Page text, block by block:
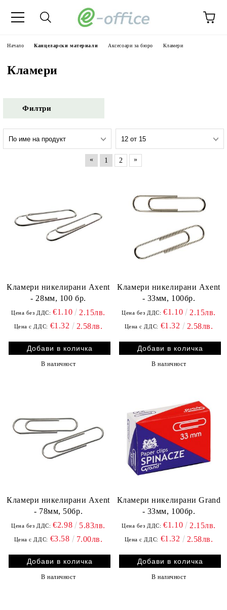
Начало Канцеларски материали Аксесоари за бюро Кламери
Кламери
Филтри
« 1 2 »
Кламери никелирани Axent
- 28мм, 100 бр.
Цена без ДДС: €1.10 2.15лв.
Цена с ДДС: €1.32 2.58лв.
В наличност
Кламери никелирани Axent
- 33мм, 100бр.
Цена без ДДС: €1.10 2.15лв.
Цена с ДДС: €1.32 2.58лв.
В наличност
Кламери никелирани Axent
- 78мм, 50бр.
Цена без ДДС: €2.98 5.83лв.
Цена с ДДС: €3.58 7.00лв.
В наличност
Кламери никелирани Grand
- 33мм, 100бр.
Цена без ДДС: €1.10 2.15лв.
Цена с ДДС: €1.32 2.58лв.
В наличност